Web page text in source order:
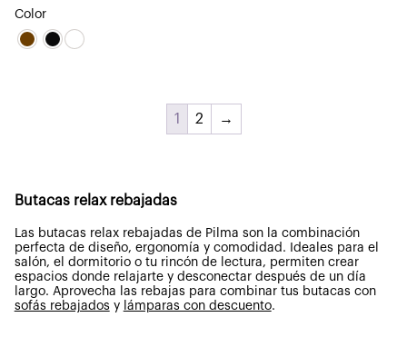
precio
original
precio
actual
Color
1 2 →
Butacas relax rebajadas
Las butacas relax rebajadas de Pilma son la combinación
perfecta de diseño, ergonomía y comodidad. Ideales para el
salón, el dormitorio o tu rincón de lectura, permiten crear
espacios donde relajarte y desconectar después de un día
largo. Aprovecha las rebajas para combinar tus butacas con
sofás rebajados y lámparas con descuento.